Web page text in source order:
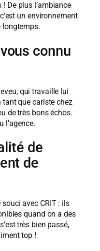
De plus l’ambiance
un environnement
longtemps.
connu
qui travaille lui
tant que cariste chez
de très bons échos.
l’agence.
de
de
souci avec CRIT : ils
quand on a des
très bien passé,
top !